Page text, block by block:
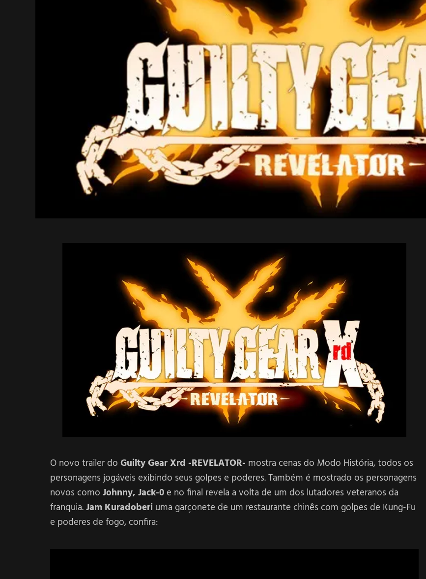
O novo trailer do Guilty Gear Xrd -REVELATOR- mostra cenas do Modo História, todos os
personagens jogáveis exibindo seus golpes e poderes. Também é mostrado os personagens
novos como Johnny, Jack-0e no final revela a volta de um dos lutadores veteranos da
franquia.Jam Kuradoberi uma garçonete de um restaurante chinês com golpes de Kung-Fu
e poderes de fogo, confira: